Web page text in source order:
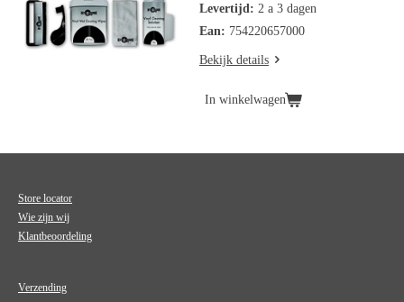
Levertijd: 2 a 3 dagen
Ean: 754220657000
Bekijk details
In winkelwagen
Store locator
Wie zijn wij
Klantbeoordeling
Verzending